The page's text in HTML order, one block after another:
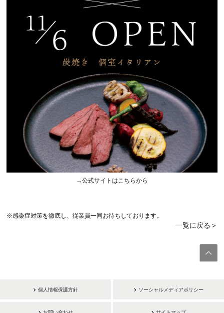
→公式サイトはこちらから
※感染症対策を徹底し、従業員一同お待ちしております。
一覧に戻る＞
個人情報保護方針 ソーシャルメディアポリシー